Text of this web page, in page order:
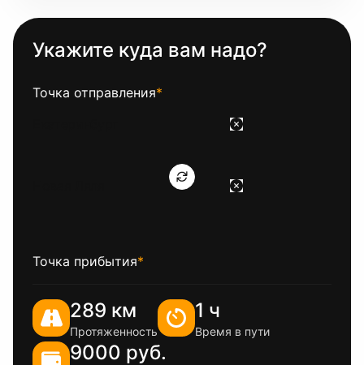
Укажите куда вам надо?
Точка отправления*
Точка прибытия*
289 км
Протяженность
1 ч
Время в пути
9000 руб.